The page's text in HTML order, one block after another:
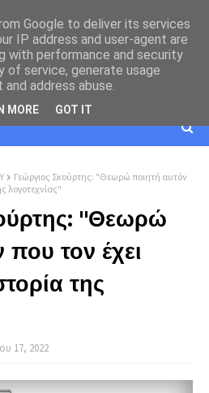
Γεώργιος Σκούρτης: "Θεωρώ ποιητή αυτόν
λογοτεχνίας"
"Θεωρώ
τον έχει
της
17, 2022
Google to deliver its services
IP address and user-agent are
with performance and security
of service, generate usage
address abuse.
MORE GOT IT